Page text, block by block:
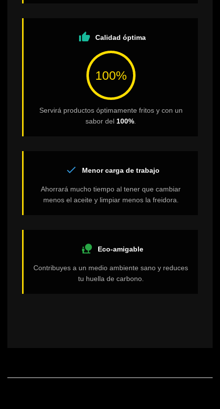
thumb_up Calidad óptima
100%
Servirá productos óptimamente fritos y con un
sabor del 100%.
check Menor carga de trabajo
Ahorrará mucho tiempo al tener que cambiar
menos el aceite y limpiar menos la freidora.
nature_people Eco-amigable
Contribuyes a un medio ambiente sano y reduces
tu huella de carbono.